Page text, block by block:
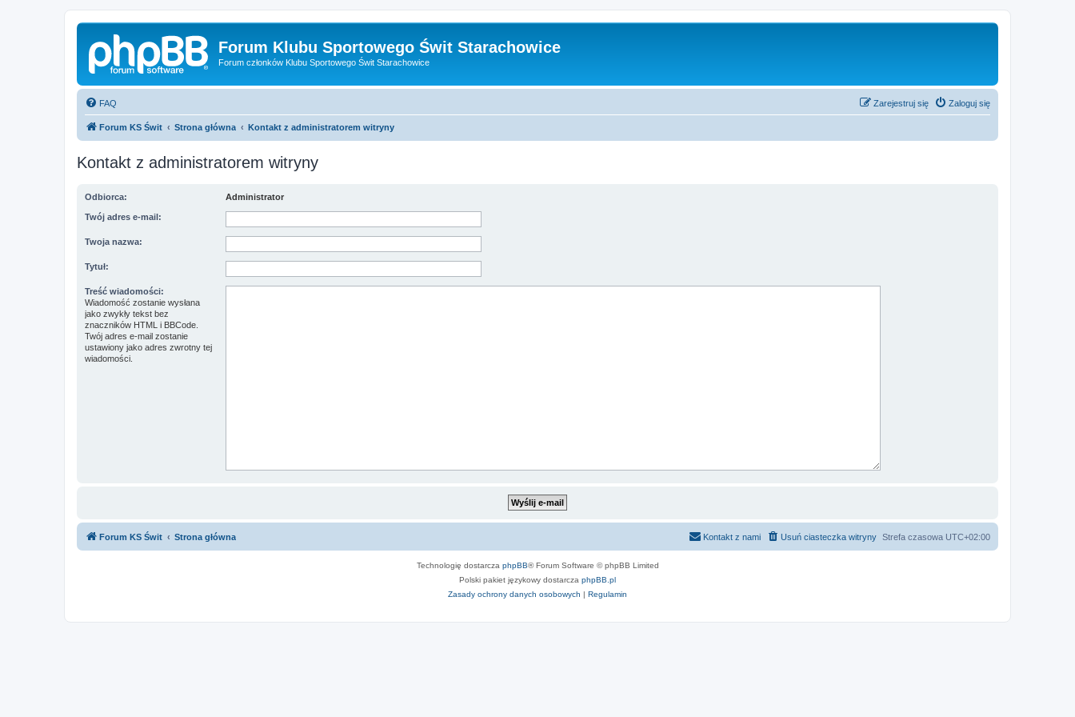
Forum Klubu Sportowego Świt Starachowice
Forum członków Klubu Sportowego Świt Starachowice
FAQ Zaloguj się
Zarejestruj się
Forum KS Świt Strona główna Kontakt z administratorem witryny
Kontakt z administratorem witryny
Odbiorca: Administrator
Twój adres e-mail:
Twoja nazwa:
Tytuł:
Treść wiadomości:
Wiadomość zostanie wysłana
jako zwykły tekst bez
znaczników HTML i BBCode.
Twój adres e-mail zostanie
ustawiony jako adres zwrotny tej
wiadomości.
Forum KS Świt Strona główna Strefa czasowa UTC+02:00
Usuń ciasteczka witryny
Kontakt z nami
Technologię dostarcza phpBB® Forum Software © phpBB Limited
Polski pakiet językowy dostarcza phpBB.pl
Zasady ochrony danych osobowych | Regulamin